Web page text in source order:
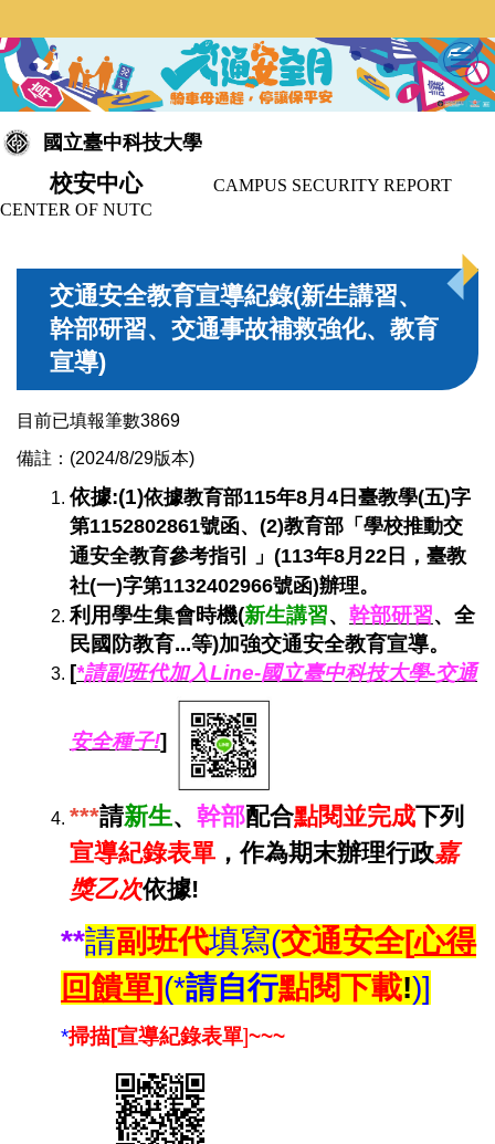
到
主
要
容
國立臺中科技大學
校安中心
CAMPUS SECURITY REPORT
CENTER OF NUTC
交通安全教育宣導紀錄(新生講習、
幹部研習、交通事故補救強化、教育
宣導)
目前已填報筆數3869
備註：(2024/8/29版本)
依據:(1)依據教育部115年8月4日臺教學(五)字
第1152802861號函、(2)教育部「學校推動交
通安全教育參考指引 」(113年8月22日，臺教
社(一)字第1132402966號函)辦理。
利用學生集會時機(新生講習、 幹部研習、全
民國防教育...等)加強交通安全教育宣導。
[*請副班代加入Line-國立臺中科技大學-交通
安全種子!]
***請新生、 幹部配合點閱並完成下列
宣導紀錄表單 ，作為期末辦理行政嘉
獎乙次依據!
**請副班代填寫(交通安全[心得
回饋單](*請自行點閱下載!)]
*掃描[宣導紀錄表單]~~~